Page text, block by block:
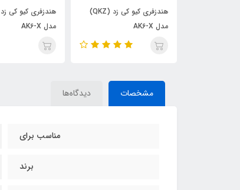
هندزفری کیو کی زد (QKZ)
مدل AK6-X
مدل AK6-X
مشخصات دیدگاه‌ها
مناسب برای
برند